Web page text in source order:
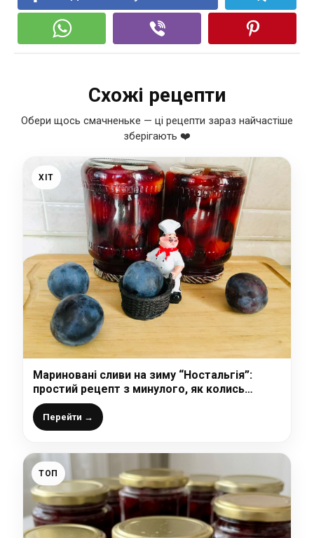
Схожі рецепти
Обери щось смачненьке — ці рецепти зараз найчастіше
зберігають ❤️
ХІТ
Мариновані сливи на зиму “Ностальгія”:
простий рецепт з минулого, як колись
продавали в магазині
Перейти →
ТОП